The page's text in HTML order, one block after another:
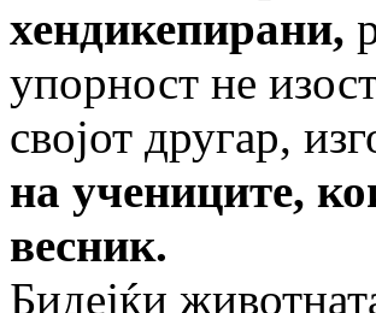
хендикепирани,
упорност не
својот другар,
на учениците,
весник.
Бидејќи